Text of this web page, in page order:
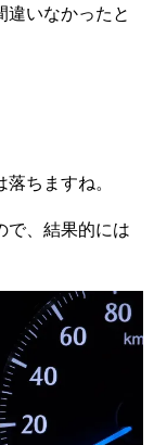
違いなかったと
ちますね。
で、結果的には